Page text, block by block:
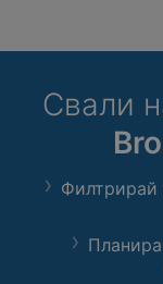
Свали
Филтрирай